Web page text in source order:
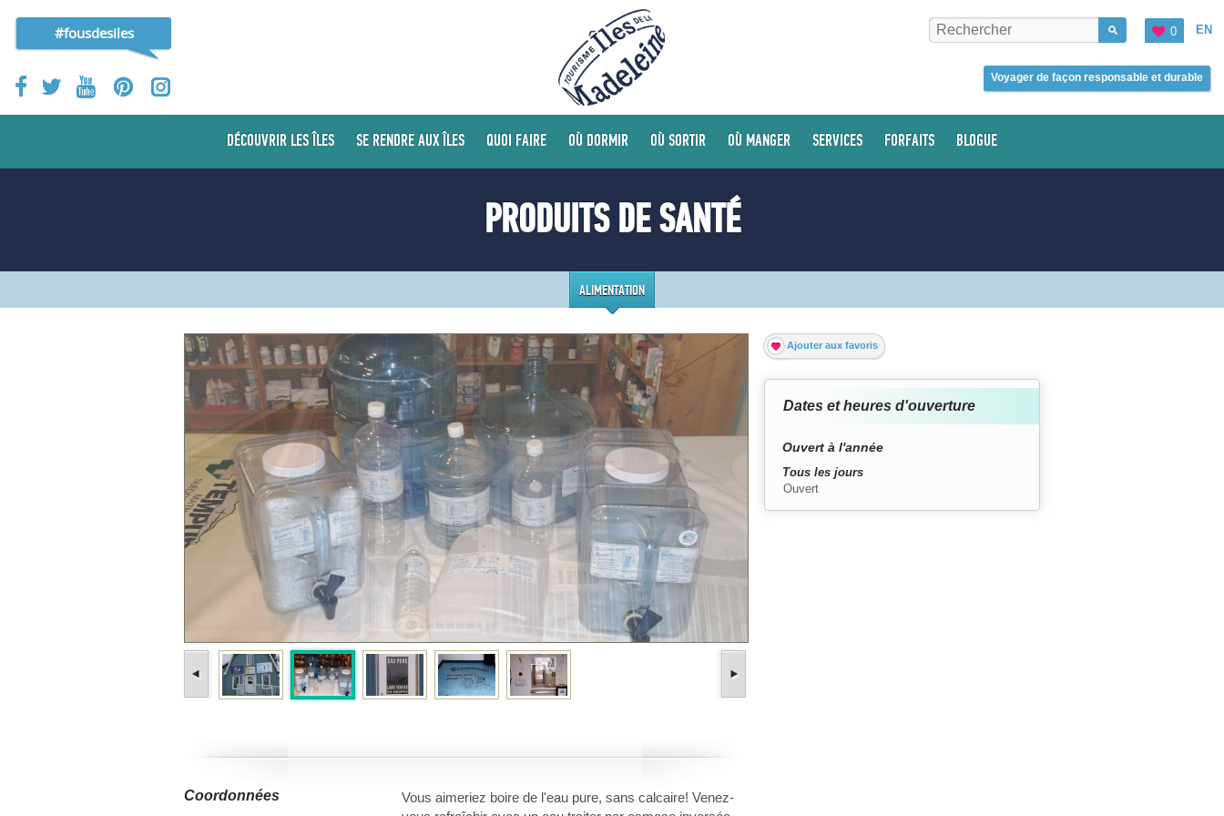
#fousdesiles EN
0
Voyager de façon responsable et durable
DÉCOUVRIR LES ÎLES SE RENDRE AUX ÎLES QUOI FAIRE OÙ DORMIR OÙ SORTIR OÙ MANGER SERVICES FORFAITS BLOGUE
PRODUITS DE SANTÉ
ALIMENTATION
Vous aimeriez boire de l'eau pure, sans calcaire! Venez-
Coordonnées
Ajouter aux favoris
Dates et heures d'ouverture
Ouvert à l'année
Tous les jours
Ouvert